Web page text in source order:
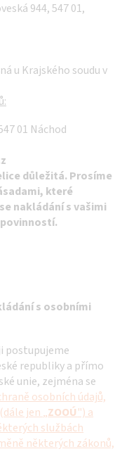
944, 547 01,
u Krajského soudu v
01 Náchod
důležitá. Prosíme
které
nakládání s vašimi
s osobními
postupujeme
republiky a přímo
unie, zejména se
osobních údajů,
jen „ZOOÚ") a
službách
některých zákonů,